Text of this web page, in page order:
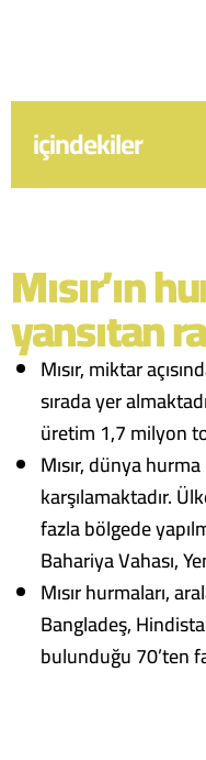
içindekiler
Mısır’ın
yansıtan
Mısır, miktar
sırada yer
üretim 1,7 milyon
Mısır, dünya
karşılamaktadır.
fazla bölgede
Bahariya Vahası,
Mısır hurmaları,
Bangladeş,
bulunduğu 70’ten